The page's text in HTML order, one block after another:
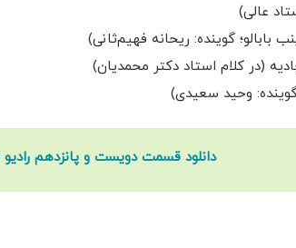
عالی)
بابالو؛ گوینده: ریحانه فهیم‌ثانی)
وحید سعیدی)
دانلود قسمت دویست و پانزدهم رادیو